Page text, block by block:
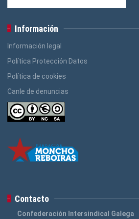
Información
Información legal
Política Protección Datos
Política de cookies
Canle de denuncias
Contacto
Confederación Intersindical Galega